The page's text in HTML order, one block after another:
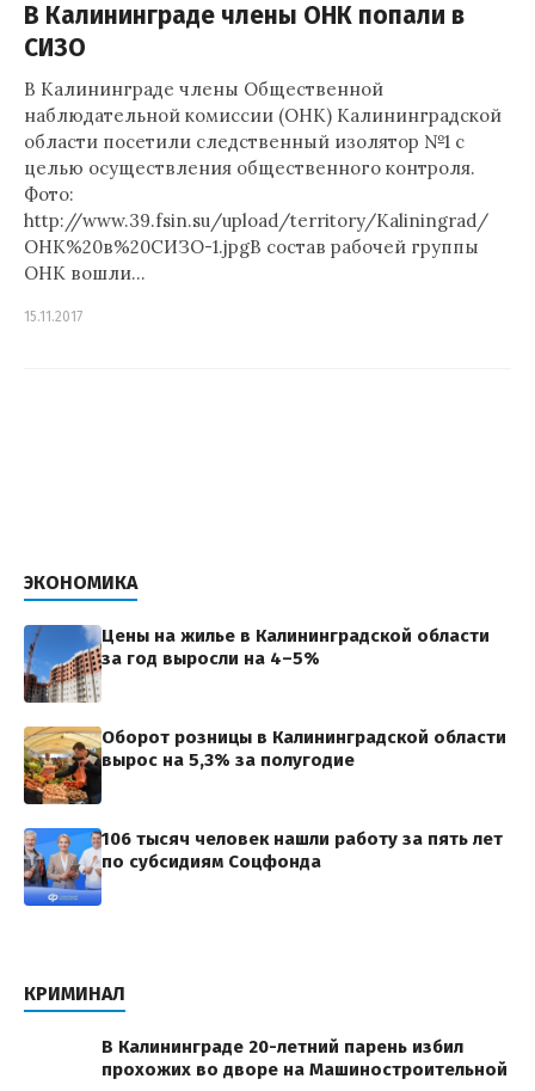
В Калининграде члены ОНК попали в
СИЗО
В Калининграде члены Общественной
наблюдательной комиссии (ОНК) Калининградской
области посетили следственный изолятор №1 с
целью осуществления общественного контроля.
Фото:
http://www.39.fsin.su/upload/territory/Kaliningrad/
ОНК%20в%20СИЗО-1.jpgВ состав рабочей группы
ОНК вошли…
15.11.2017
ЭКОНОМИКА
Цены на жилье в Калининградской области
за год выросли на 4–5%
Оборот розницы в Калининградской области
вырос на 5,3% за полугодие
106 тысяч человек нашли работу за пять лет
по субсидиям Соцфонда
КРИМИНАЛ
В Калининграде 20-летний парень избил
прохожих во дворе на Машиностроительной